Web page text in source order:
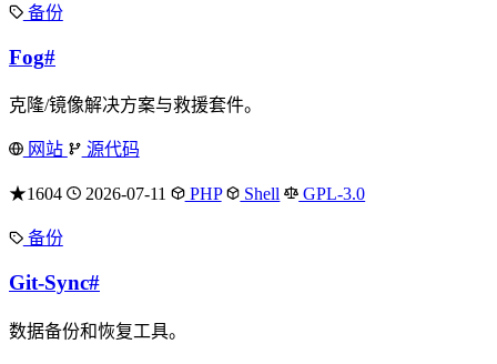
备份
Fog#
克隆/镜像解决方案与救援套件。
网站 源代码
★1604 2026-07-11 PHP Shell GPL-3.0
备份
Git-Sync#
数据备份和恢复工具。